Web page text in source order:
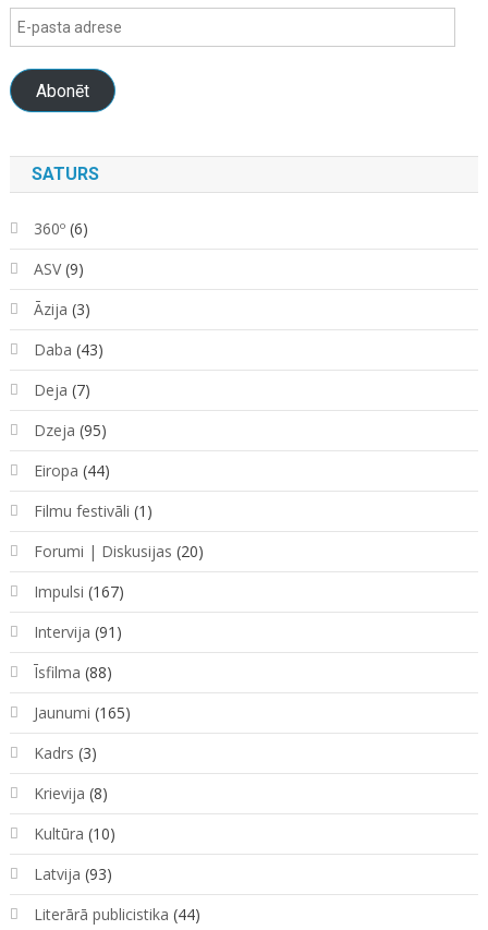
E-
pasta
adrese
Abonēt
SATURS
360º(6)
ASV(9)
Āzija (3)
Daba (43)
Deja (7)
Dzeja (95)
Eiropa (44)
Filmu festivāli (1)
Forumi | Diskusijas (20)
Impulsi (167)
Intervija (91)
Īsfilma (88)
Jaunumi (165)
Kadrs (3)
Krievija (8)
Kultūra (10)
Latvija (93)
Literārā publicistika (44)